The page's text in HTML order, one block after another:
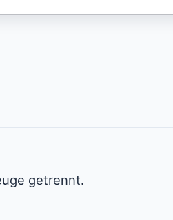
getrennt.